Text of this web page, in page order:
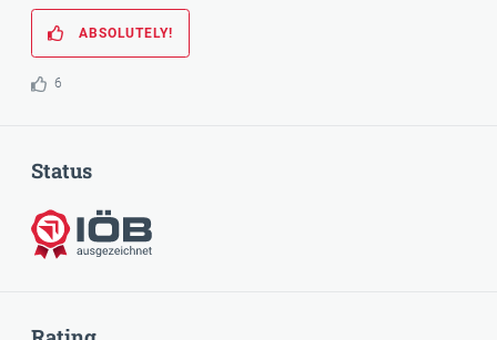
ABSOLUTELY!
6
Status
Awarded